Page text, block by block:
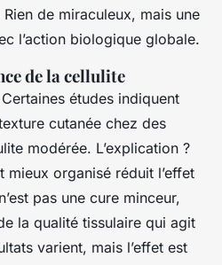
de miraculeux, mais une
l’action biologique globale.
de la cellulite
études indiquent
cutanée chez des
modérée. L’explication ?
mieux organisé réduit l’effet
pas une cure minceur,
la qualité tissulaire qui agit
varient, mais l’effet est